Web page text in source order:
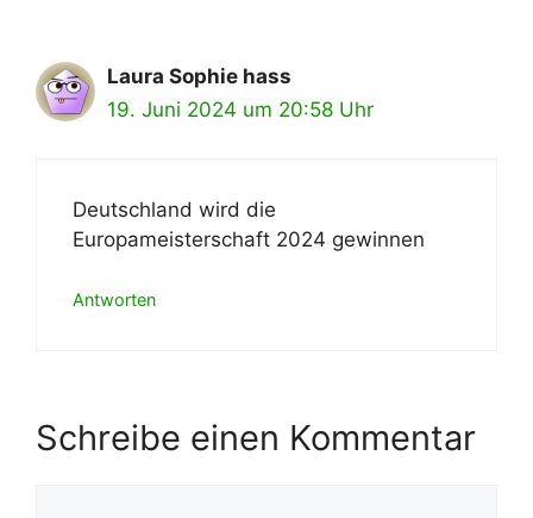
Laura Sophie hass
19. Juni 2024 um 20:58 Uhr
Deutschland wird die
Europameisterschaft 2024 gewinnen
Antworten
Schreibe einen Kommentar